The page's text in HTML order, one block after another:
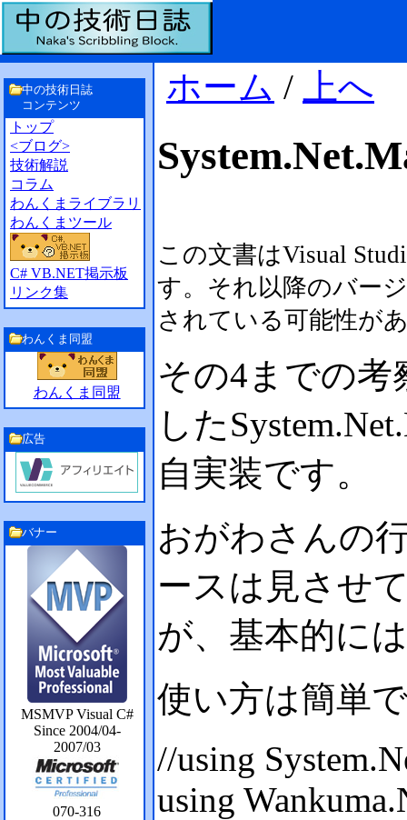
ホーム / 上へ
この文書はVisual
す。それ以降のバー
されている可能性が
その4までの考
した
自実装です。
おがわさんの
ースは見させ
が、基本的に
使い方は簡単
//using
using
中の技術日誌
コンテンツ
トップ
<ブログ>
技術解説
コラム
わんくまライブラリ
わんくまツール
C# VB.NET掲示板
リンク集
わんくま同盟
わんくま同盟
広告
バナー
MSMVP Visual C#
Since 2004/04-
2007/03
070-316